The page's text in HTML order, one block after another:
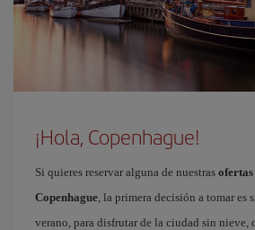
¡Hola, Copenhague!
Si quieres reservar alguna de nuestras ofertas
Copenhague, la primera decisión a tomar es
verano, para disfrutar de la ciudad sin nieve,